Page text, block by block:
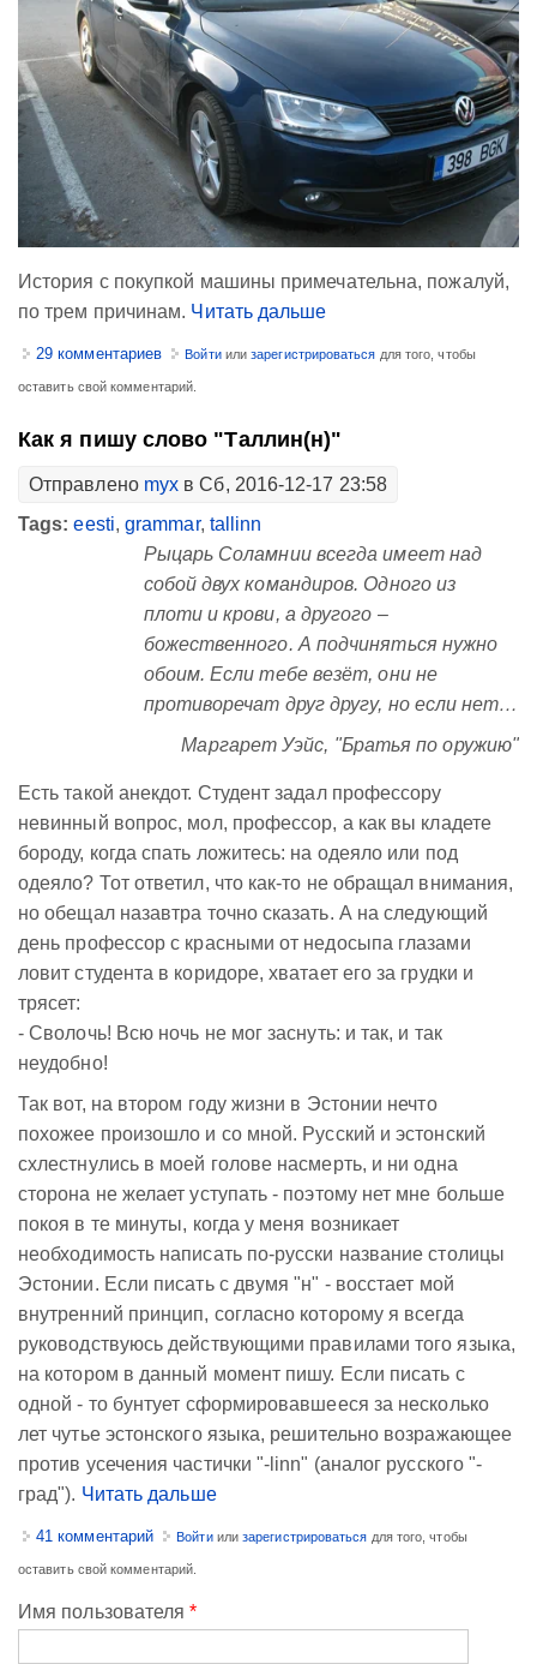
История с покупкой машины примечательна, пожалуй,
по трем причинам. Читать дальше
29 комментариев Войтиилизарегистрироваться для того, чтобы
оставить свой комментарий.
Как я пишу слово "Таллин(н)"
Отправлено myx в Сб, 2016-12-17 23:58
Tags:eesti,grammar, tallinn
Рыцарь Соламнии всегда имеет над
собой двух командиров. Одного из
плоти и крови, а другого –
божественного. А подчиняться нужно
обоим. Если тебе везёт, они не
противоречат друг другу, но если нет…
Маргарет Уэйс, "Братья по оружию"
Есть такой анекдот. Студент задал профессору
невинный вопрос, мол, профессор, а как вы кладете
бороду, когда спать ложитесь: на одеяло или под
одеяло? Тот ответил, что как-то не обращал внимания,
но обещал назавтра точно сказать. А на следующий
день профессор с красными от недосыпа глазами
ловит студента в коридоре, хватает его за грудки и
трясет:
- Сволочь! Всю ночь не мог заснуть: и так, и так
неудобно!
Так вот, на втором году жизни в Эстонии нечто
похожее произошло и со мной. Русский и эстонский
схлестнулись в моей голове насмерть, и ни одна
сторона не желает уступать - поэтому нет мне больше
покоя в те минуты, когда у меня возникает
необходимость написать по-русски название столицы
Эстонии. Если писать с двумя "н" - восстает мой
внутренний принцип, согласно которому я всегда
руководствуюсь действующими правилами того языка,
на котором в данный момент пишу. Если писать с
одной - то бунтует сформировавшееся за несколько
лет чутье эстонского языка, решительно возражающее
против усечения частички "-linn" (аналог русского "-
град"). Читать дальше
41 комментарий Войтиилизарегистрироваться для того, чтобы
оставить свой комментарий.
Имя пользователя*